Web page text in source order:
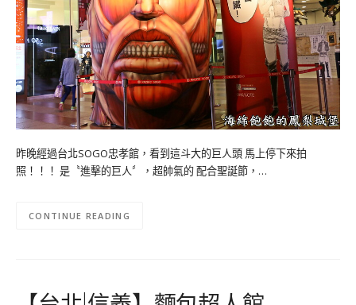
昨晚經過台北SOGO忠孝館，看到這斗大的巨人頭 馬上停下來拍
照！！！ 是〝進擊的巨人〞，超帥氣的 配合聖誕節，…
CONTINUE READING